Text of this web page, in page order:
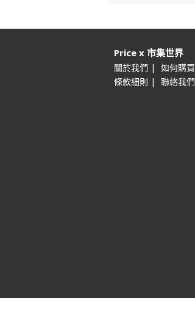
Price x 市集世界
關於我們 | 如何購買
條款細則 | 聯絡我們